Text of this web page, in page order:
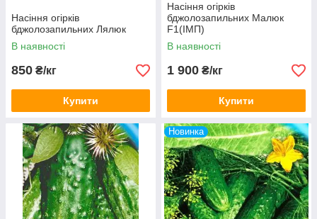
Насіння огірків
бджолозапильних Лялюк
В наявності
850 ₴/кг
Купити
Насіння огірків
бджолозапильних Малюк
F1(ІМП)
В наявності
1 900 ₴/кг
Купити
Новинка